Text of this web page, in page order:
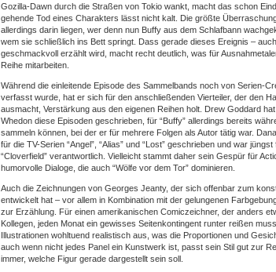
Gozilla-Dawn durch die Straßen von Tokio wankt, macht das schon
gehende Tod eines Charakters lässt nicht kalt. Die größte
allerdings darin liegen, wer denn nun Buffy aus dem Schlafbann
wem sie schließlich ins Bett springt. Dass gerade dieses Ereignis –
geschmackvoll erzählt wird, macht recht deutlich, was für
Reihe mitarbeiten.
Während die einleitende Episode des Sammelbands noch von Serien-
verfasst wurde, hat er sich für den anschließenden Vierteiler, der den
ausmacht, Verstärkung aus den eigenen Reihen holt. Drew Goddard
Whedon diese Episoden geschrieben, für “Buffy” allerdings bereits
sammeln können, bei der er für mehrere Folgen als Autor tätig war.
für die TV-Serien “Angel”, “Alias” und “Lost” geschrieben und war
“Cloverfield” verantwortlich. Vielleicht stammt daher sein Gespür für
humorvolle Dialoge, die auch “Wölfe vor dem Tor” dominieren.
Auch die Zeichnungen von Georges Jeanty, der sich offenbar zum
entwickelt hat – vor allem in Kombination mit der gelungenen
zur Erzählung. Für einen amerikanischen Comiczeichner, der anders
Kollegen, jeden Monat ein gewisses Seitenkontingent runter reißen
Illustrationen wohltuend realistisch aus, was die Proportionen und
auch wenn nicht jedes Panel ein Kunstwerk ist, passt sein Stil gut zur
immer, welche Figur gerade dargestellt sein soll.